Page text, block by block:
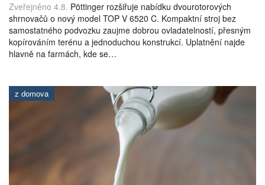
Zveřejněno 4.8. Pöttinger rozšiřuje nabídku dvourotorových
shrnovačů o nový model TOP V 6520 C. Kompaktní stroj bez
samostatného podvozku zaujme dobrou ovladatelností, přesným
kopírováním terénu a jednoduchou konstrukcí. Uplatnění najde
hlavně na farmách, kde se…
z domova